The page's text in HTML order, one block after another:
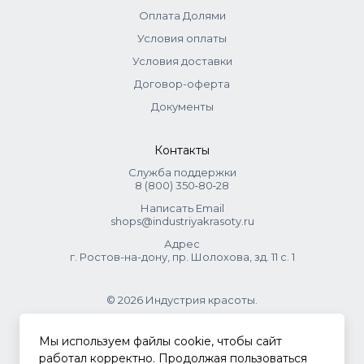
Оплата Долями
Условия оплаты
Условия доставки
Договор-оферта
Документы
Контакты
Служба поддержки
8 (800) 350‑80‑28
Написать Email
shops@industriyakrasoty.ru
Адрес
г. Ростов-на-дону, пр. Шолохова, зд. 11 с. 1
© 2026 Индустрия красоты.
.
Мы используем файлы cookie, чтобы сайт
работал корректно. Продолжая пользоваться